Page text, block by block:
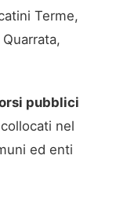
Terme,
pubblici
nel
ed enti